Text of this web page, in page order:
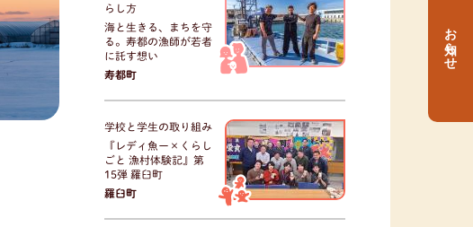
らし方
海と生きる、まちを守
る。寿都の漁師が若者
に託す想い
寿都町
学校と学生の取り組み
『レディ魚ー×くらし
ごと 漁村体験記』第
15弾 羅臼町
羅臼町
お知らせ